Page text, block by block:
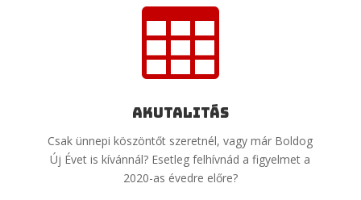

Akutalitás
Csak ünnepi köszöntőt szeretnél, vagy már Boldog
Új Évet is kívánnál? Esetleg felhívnád a figyelmet a
2020-as évedre előre?